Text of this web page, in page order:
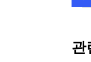
관